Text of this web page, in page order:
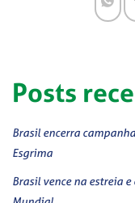
Posts
Brasil encerra
Esgrima
Brasil vence na estreia